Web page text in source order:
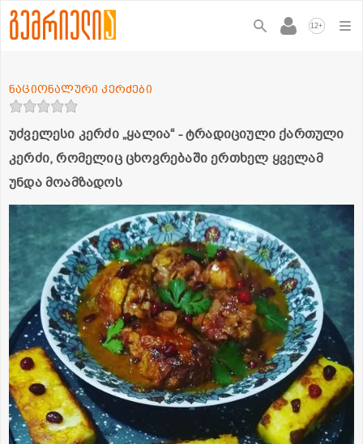
12+
უძველესი კერძი „ყალია“ - ტრადიციული ქართული
კერძი, რომელიც ცხოვრებაში ერთხელ ყველამ
უნდა მოამზადოს
ნაციონალური კერძები